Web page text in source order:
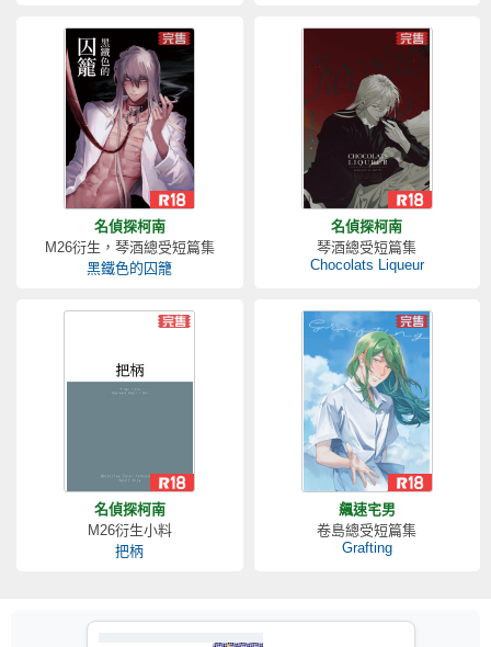
名偵探柯南
M26衍生，琴酒總受短篇集
黑鐵色的囚籠
名偵探柯南
琴酒總受短篇集
Chocolats Liqueur
名偵探柯南
M26衍生小料
把柄
飆速宅男
卷島總受短篇集
Grafting